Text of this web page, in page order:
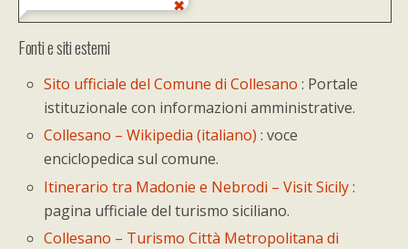
Fonti e siti esterni
Sito ufficiale del Comune di Collesano : Portale
istituzionale con informazioni amministrative.
Collesano – Wikipedia (italiano) : voce
enciclopedica sul comune.
Itinerario tra Madonie e Nebrodi – Visit Sicily:
pagina ufficiale del turismo siciliano.
Collesano – Turismo Città Metropolitana di